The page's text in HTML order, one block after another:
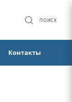
ПОИСК
Контакты